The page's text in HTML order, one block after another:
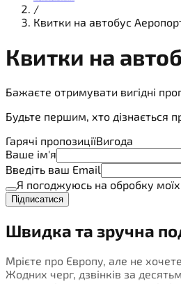
/
Квитки на автобус
Квитки на
Бажаєте отримувати вигідні
Будьте першим, хто дізнається
Гарячі пропозиціїВигода
Ваше ім'я
Введіть ваш Email
Я погоджуюсь на обробку моїх
Підписатися
Швидка та зручна
Мрієте про Європу, але не
Жодних черг, дзвінків за